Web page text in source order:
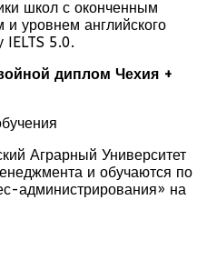
школ с оконченным
уровнем английского
IELTS 5.0.
диплом Чехия +
Аграрный Университет
и обучаются по
администрирования» на